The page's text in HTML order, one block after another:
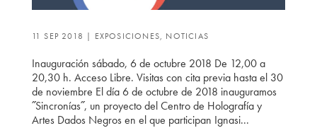
11 SEP 2018 | EXPOSICIONES, NOTICIAS
Inauguración sábado, 6 de octubre 2018 De 12,00 a
20,30 h. Acceso Libre. Visitas con cita previa hasta el 30
de noviembre El día 6 de octubre de 2018 inauguramos
˝Sincronías˝, un proyecto del Centro de Holografía y
Artes Dados Negros en el que participan Ignasi...